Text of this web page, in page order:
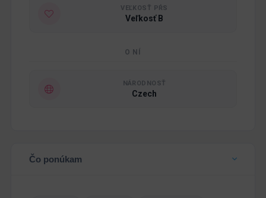
VEĽKOSŤ PŔS
Veľkosť B
O NÍ
NÁRODNOSŤ
Czech
Čo ponúkam